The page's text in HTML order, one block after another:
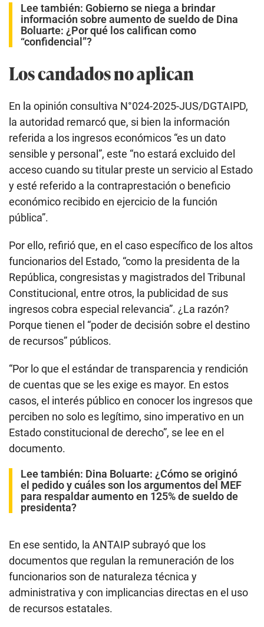
Lee también: Gobierno se niega a brindar
información sobre aumento de sueldo de Dina
Boluarte: ¿Por qué los califican como
“confidencial”?
Los candados no aplican
En la opinión consultiva N°024-2025-JUS/DGTAIPD,
la autoridad remarcó que, si bien la información
referida a los ingresos económicos “es un dato
sensible y personal”, este “no estará excluido del
acceso cuando su titular preste un servicio al Estado
y esté referido a la contraprestación o beneficio
económico recibido en ejercicio de la función
pública”.
Por ello, refirió que, en el caso específico de los altos
funcionarios del Estado, “como la presidenta de la
República, congresistas y magistrados del Tribunal
Constitucional, entre otros, la publicidad de sus
ingresos cobra especial relevancia”. ¿La razón?
Porque tienen el “poder de decisión sobre el destino
de recursos” públicos.
“Por lo que el estándar de transparencia y rendición
de cuentas que se les exige es mayor. En estos
casos, el interés público en conocer los ingresos que
perciben no solo es legítimo, sino imperativo en un
Estado constitucional de derecho”, se lee en el
documento.
Lee también: Dina Boluarte: ¿Cómo se originó
el pedido y cuáles son los argumentos del MEF
para respaldar aumento en 125% de sueldo de
presidenta?
En ese sentido, la ANTAIP subrayó que los
documentos que regulan la remuneración de los
funcionarios son de naturaleza técnica y
administrativa y con implicancias directas en el uso
de recursos estatales.